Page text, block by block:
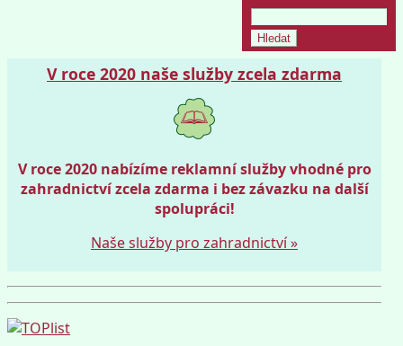
V roce 2020 naše služby zcela zdarma
V roce 2020 nabízíme reklamní služby vhodné pro
zahradnictví zcela zdarma i bez závazku na další
spolupráci!
Naše služby pro zahradnictví »